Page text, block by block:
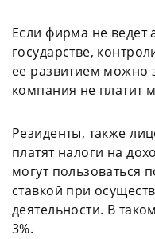
Если фирма не ведет
государстве,
ее развитием можно
компания не платит
Резиденты, также
платят налоги на
могут пользоваться
ставкой при
деятельности. В
3%.